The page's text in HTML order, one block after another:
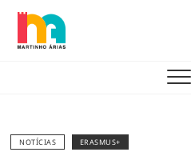
Skip
content
NOTÍCIAS ERASMUS+